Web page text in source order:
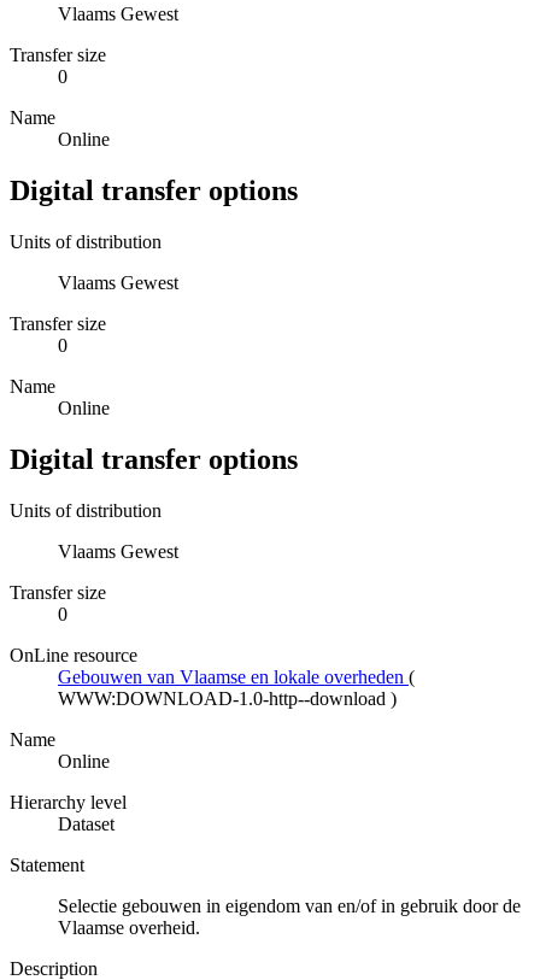
Vlaams Gewest
Transfer size
0
Name
Online
Digital transfer options
Units of distribution
Vlaams Gewest
Transfer size
0
Name
Online
Digital transfer options
Units of distribution
Vlaams Gewest
Transfer size
0
OnLine resource
Gebouwen van Vlaamse en lokale overheden (
WWW:DOWNLOAD-1.0-http--download )
Name
Online
Hierarchy level
Dataset
Statement
Selectie gebouwen in eigendom van en/of in gebruik door de
Vlaamse overheid.
Description